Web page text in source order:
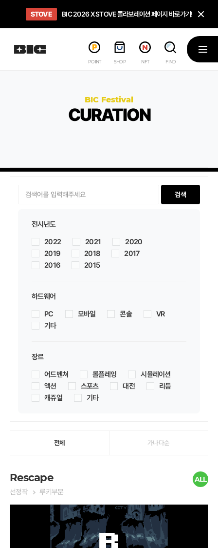
OPEN BIC 2026 STEAM SALE PAGE
STOVE BIC 2026 X STOVE 콜라보레이션 페이지 바로가기!
희망스튜디오 아이들에게 희망 버프 주고, 닌텐도 스위치2 받기!
GO TO 인디게임 테스트 베드 '비라운지' 바로가기!
GO TO '인디게임 큐레이션' 페이지 바로가기!
POINT SHOP NFT FIND
메뉴
BIC Festival
CURATION
검색
전시년도
2022
2021
2020
2019
2018
2017
2016
2015
하드웨어
PC
모바일 콘솔
VR
기타
장르
어드벤쳐
롤플레잉
시뮬레이션
액션
스포츠 대전
리듬
캐쥬얼
기타
전체 가나다순
Rescape
선정작 루키부문
ALL